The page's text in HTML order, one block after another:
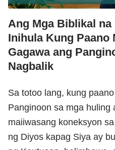
Ang Mga Biblikal
Inihula Kung Paano
Gagawa ang
Nagbalik
Sa totoo lang, kung
Panginoon sa mga huling
maiiwasang koneksyon
ng Diyos kapag Siya ay